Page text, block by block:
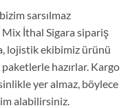
sarsılmaz
İthal Sigara sipariş
lojistik ekibimiz ürünü
hazırlar. Kargo
yer almaz, böylece
alabilirsiniz.